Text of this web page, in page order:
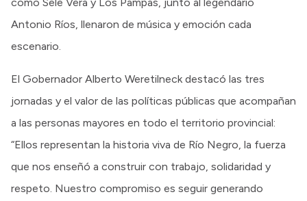
como Sele Vera y Los Pampas, junto al legendario
Antonio Ríos, llenaron de música y emoción cada
escenario.
El Gobernador Alberto Weretilneck destacó las tres
jornadas y el valor de las políticas públicas que acompañan
a las personas mayores en todo el territorio provincial:
“Ellos representan la historia viva de Río Negro, la fuerza
que nos enseñó a construir con trabajo, solidaridad y
respeto. Nuestro compromiso es seguir generando